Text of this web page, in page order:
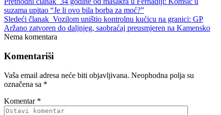
suzama upitao “Je li ovo bila borba za moć?”
Sledeći članak Vozilom uništio kontrolnu kućicu na granici: GP
Aržano zatvoren do daljnjeg, saobraćaj preusmjeren na Kamensko
Nema komentara
Komentariši
Vaša email adresa neće biti objavljivana. Neophodna polja su
označena sa *
Komentar *